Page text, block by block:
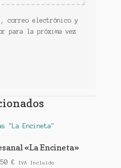
correo electrónico y
para la próxima vez
«La Encineta»
€ Rango
IVA Incluido